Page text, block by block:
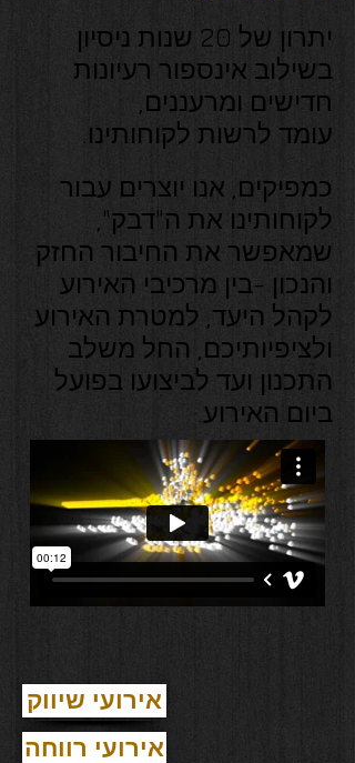
יתרון של 20 שנות ניסיון
בשילוב אינספור רעיונות
חדישים ומרעננים,
עומד לרשות לקוחותינו.
כמפיקים, אנו יוצרים עבור
לקוחותינו את ה"דבק",
שמאפשר את החיבור החזק
והנכון -בין מרכיבי האירוע
לקהל היעד, למטרת האירוע
ולציפיותיכם, החל משלב
התכנון ועד לביצועו בפועל
ביום האירוע.
אירועי שיווק
אירועי רווחה